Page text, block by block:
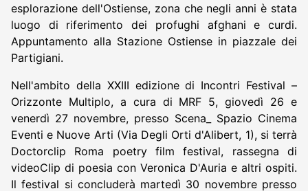
esplorazione dell'Ostiense, zona che negli anni è stata
luogo di riferimento dei profughi afghani e curdi.
Appuntamento alla Stazione Ostiense in piazzale dei
Partigiani.
Nell'ambito della XXIII edizione di Incontri Festival –
Orizzonte Multiplo, a cura di MRF 5, giovedì 26 e
venerdì 27 novembre, presso Scena_ Spazio Cinema
Eventi e Nuove Arti (Via Degli Orti d'Alibert, 1), si terrà
Doctorclip Roma poetry film festival, rassegna di
videoClip di poesia con Veronica D'Auria e altri ospiti.
Il festival si concluderà martedì 30 novembre presso